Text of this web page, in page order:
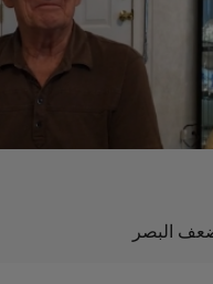
البصر